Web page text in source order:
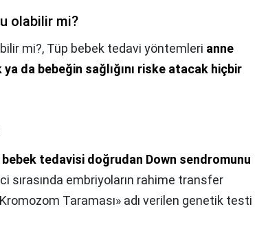
olabilir mi?
mi?, Tüp bebek tedavi yöntemleri anne
ya da bebeğin sağlığını riske atacak hiçbir
bebek tedavisi doğrudan Down sendromunu
sırasında embriyoların rahime transfer
Taraması» adı verilen genetik testi